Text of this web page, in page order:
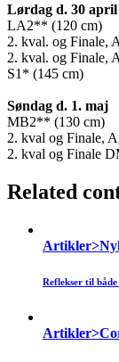
Lørdag d. 30 april
LA2** (120 cm)
2. kval. og Finale,
2. kval. og Finale,
S1* (145 cm)
Søndag d. 1. maj
MB2** (130 cm)
2. kval og Finale,
2. kval og Finale
Related
Reflekser til